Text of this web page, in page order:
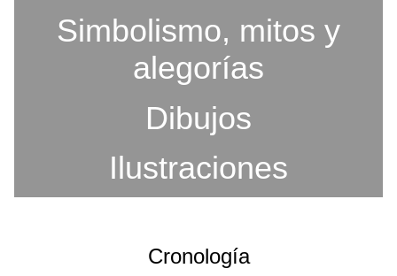
Simbolismo, mitos y
alegorías
Dibujos
Ilustraciones
Cronología